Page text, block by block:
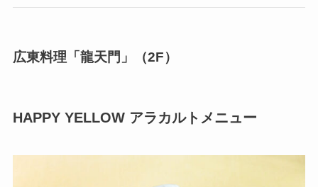
広東料理「龍天門」（2F）
HAPPY YELLOW アラカルトメニュー